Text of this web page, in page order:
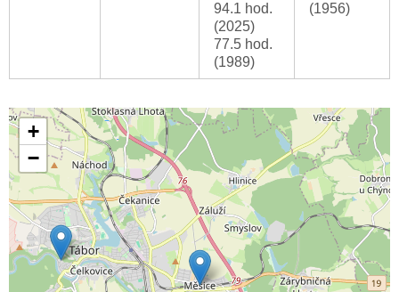
94.1 hod.
(2025)
77.5 hod.
(1989)
(1956)
+
−